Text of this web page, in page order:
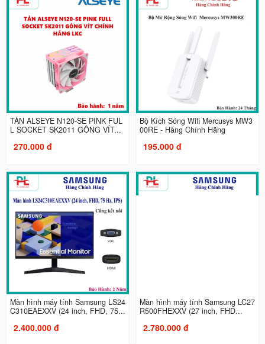
TẢN ALSEYE N120-SE PINK FUL
L SOCKET SK2011 GÔNG VÍT...
270.000 đ
Bộ Kích Sóng Wifi Mercusys MW3
00RE - Hàng Chính Hãng
195.000 đ
Màn hình máy tính Samsung LS24
C310EAEXXV (24 inch, FHD, 75...
2.400.000 đ
Màn hình máy tính Samsung LC27
R500FHEXXV (27 inch, FHD...
2.780.000 đ